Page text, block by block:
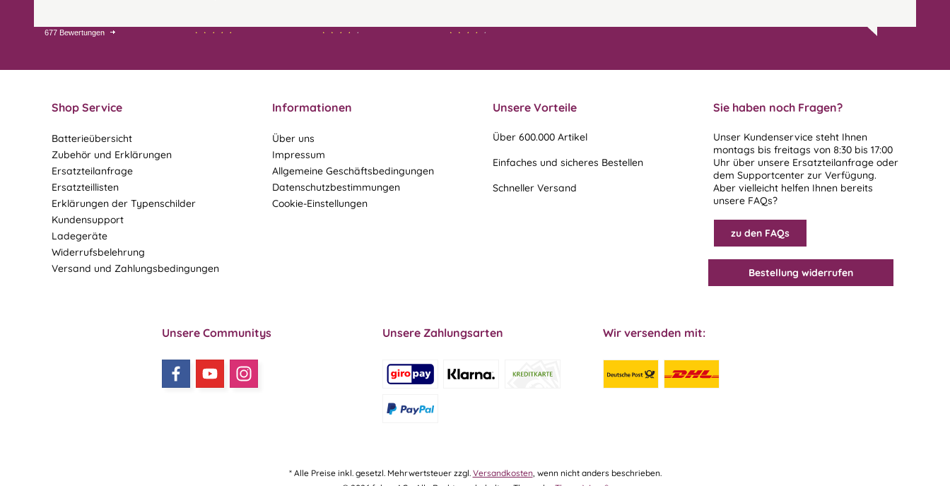
27.07.26
677 Bewertungen
Shop Service
Batterieübersicht
Zubehör und Erklärungen
Ersatzteilanfrage
Ersatzteillisten
Erklärungen der Typenschilder
Kundensupport
Ladegeräte
Widerrufsbelehrung
Versand und Zahlungsbedingungen
Informationen
Über uns
Impressum
Allgemeine Geschäftsbedingungen
Datenschutzbestimmungen
Cookie-Einstellungen
Unsere Vorteile
Über 600.000 Artikel
Einfaches und sicheres Bestellen
Schneller Versand
Sie haben noch Fragen?
Unser Kundenservice steht Ihnen
montags bis freitags von 8:30 bis 17:00
Uhr über unsere Ersatzteilanfrage oder
dem Supportcenter zur Verfügung.
Aber vielleicht helfen Ihnen bereits
unsere FAQs?
zu den FAQs
Bestellung widerrufen
Unsere Communitys Unsere Zahlungsarten Wir versenden mit:
* Alle Preise inkl. gesetzl. Mehrwertsteuer zzgl. Versandkosten, wenn nicht anders beschrieben.